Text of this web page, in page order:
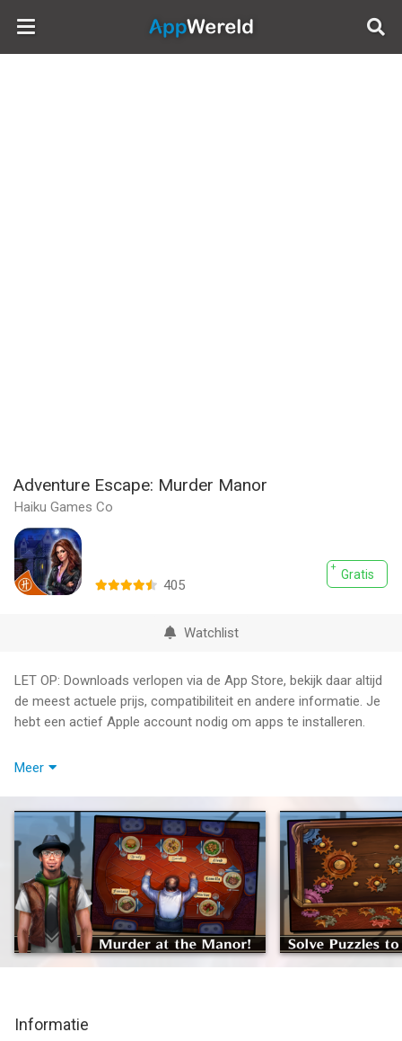
AppWereld
Adventure Escape: Murder Manor
Haiku Games Co
Gratis
405
Watchlist
LET OP: Downloads verlopen via de App Store, bekijk daar altijd
de meest actuele prijs, compatibiliteit en andere informatie. Je
hebt een actief Apple account nodig om apps te installeren.
Invited to a dinner party at the famous Wickham Manor when
hundreds of thousands of happy Adventure Escape players
and see if you can escape Murder Manor!
Play this premium escape game and see if you can crack the
case!
- Beautiful graphics bring the luxurious but creepy Manor to life
- Complete 9 chapters each with unique escape challenges!
the murderer? And why?
Meer
Informatie